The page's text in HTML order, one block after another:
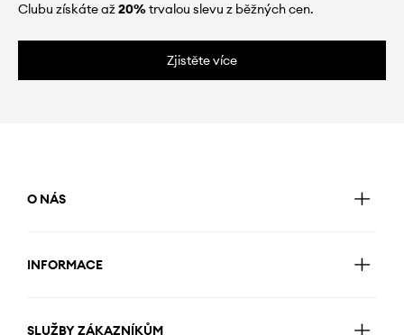
Clubu získáte až20%trvalou slevu z běžných cen.
Zjistěte více
O NÁS
INFORMACE
SLUŽBY ZÁKAZNÍKŮM